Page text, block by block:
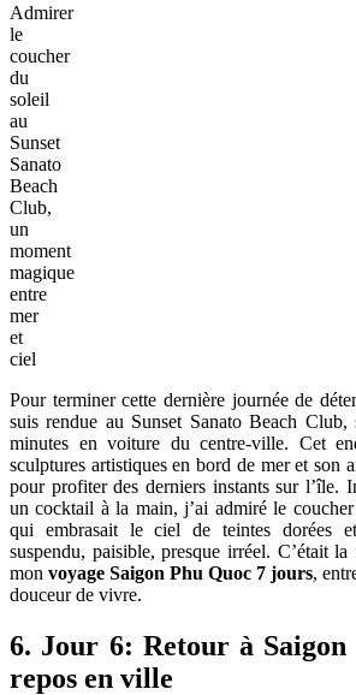
Admirer
le
coucher
du
soleil
au
Sunset
Sanato
Beach
Club,
un
moment
magique
entre
mer
et
ciel
Pour terminer cette dernière journée de
suis rendue au Sunset Sanato Beach
minutes en voiture du centre-ville. Cet
sculptures artistiques en bord de mer et son
pour profiter des derniers instants sur l’île.
un cocktail à la main, j’ai admiré le
qui embrasait le ciel de teintes dorées
suspendu, paisible, presque irréel. C’était
mon voyage Saigon Phu Quoc 7 jours,
douceur de vivre.
6. Jour 6: Retour à Saigon
repos en ville